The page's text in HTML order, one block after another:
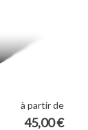
à partir de
45,00 €